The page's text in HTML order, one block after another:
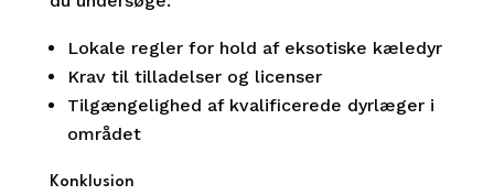
Lokale regler for hold af eksotiske kæledyr
Krav til tilladelser og licenser
Tilgængelighed af kvalificerede dyrlæger i
området
Konklusion